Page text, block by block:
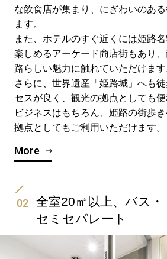
な飲食店が集まり、にぎわいのあ
ます。
また、ホテルのすぐ近くには姫路
楽しめるアーケード商店街もあり
路らしい魅力に触れていただけます
さらに、世界遺産「姫路城」へも
セスが良く、観光の拠点としても便
ビジネスはもちろん、姫路の街歩
拠点としてもご利用いただけます。
More
02
全室20㎡以上、バス
セミセパレート